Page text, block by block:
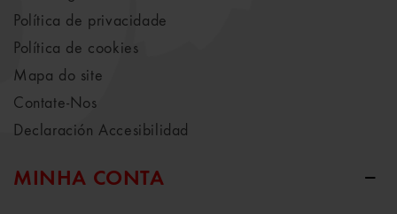
Política de privacidade
Política de cookies
Mapa do site
Contate-Nos
Declaración Accesibilidad
MINHA CONTA